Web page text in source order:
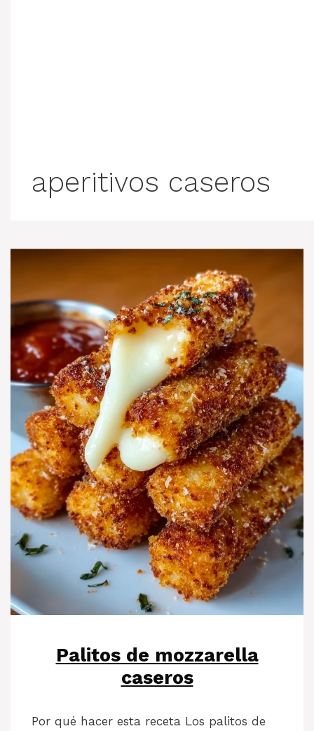
aperitivos caseros
Palitos de mozzarella
caseros
Por qué hacer esta receta Los palitos de